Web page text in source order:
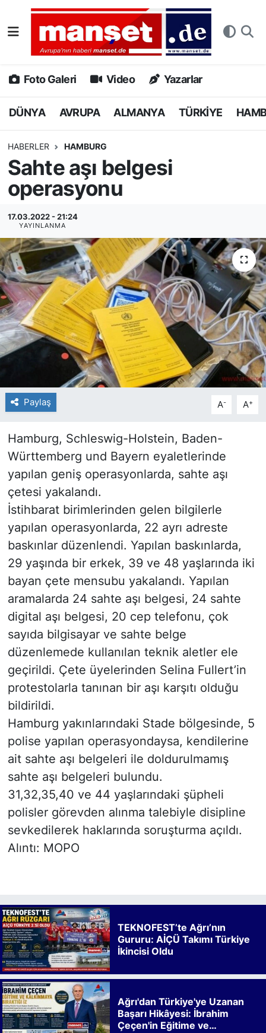
Foto Galeri Video Yazarlar
DÜNYA AVRUPA ALMANYA TÜRKİYE
HABERLER HAMBURG
Sahte aşı belgesi
operasyonu
17.03.2022 - 21:24
YAYINLANMA
Paylaş A- A+
Hamburg, Schleswig-Holstein, Baden-
Württemberg und Bayern eyaletlerinde
yapılan geniş operasyonlarda, sahte aşı
çetesi yakalandı.
İstihbarat birimlerinden gelen bilgilerle
yapılan operasyonlarda, 22 ayrı adreste
baskınlar düzenlendi. Yapılan baskınlarda,
29 yaşında bir erkek, 39 ve 48 yaşlarında iki
bayan çete mensubu yakalandı. Yapılan
aramalarda 24 sahte aşı belgesi, 24 sahte
digital aşı belgesi, 20 cep telefonu, çok
sayıda bilgisayar ve sahte belge
düzenlemede kullanılan teknik aletler ele
geçirildi. Çete üyelerinden Selina Fullert’in
protestolarla tanınan bir aşı karşıtı olduğu
bildirildi.
Hamburg yakınlarındaki Stade bölgesinde, 5
polise yapılan operasyondaysa, kendilerine
ait sahte aşı belgeleri ile doldurulmamış
sahte aşı belgeleri bulundu.
31,32,35,40 ve 44 yaşlarındaki şüpheli
polisler görevden alınma talebiyle disipline
sevkedilerek haklarında soruşturma açıldı.
Alıntı: MOPO
TEKNOFEST’te Ağrı’nın
Gururu: AİÇÜ Takımı Türkiye
İkincisi Oldu
Ağrı'dan Türkiye'ye Uzanan
Başarı Hikâyesi: İbrahim
Çeçen'in Eğitime ve
DÜNYA
AVRUPA
ALMANYA
HAMBURG
SPOR
DEUTSCH
EKONOMİ
SİYASET
SAĞLIK
Nöbetçi Eczaneler
Hava Durumu
Namaz Vakitleri
Puan Durumu ve Fikstür
Tüm Manşetler
Son Dakika Haberleri
Haber Arşivi